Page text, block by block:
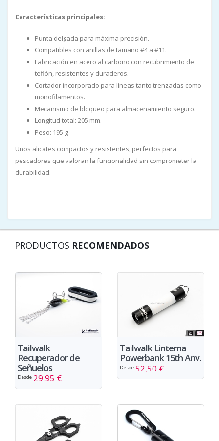
Características principales:
Punta delgada para máxima precisión.
Compatibles con anillas de tamaño #4 a #11.
Fabricación en acero al carbono con recubrimiento de
teflón, resistentes y duraderos.
Cortador incorporado para líneas tanto trenzadas como
monofilamentos.
Mecanismo de bloqueo para almacenamiento seguro.
Longitud total: 205 mm.
Peso: 195 g
Unos alicates compactos y resistentes, perfectos para
pescadores que valoran la funcionalidad sin comprometer la
durabilidad.
PRODUCTOS RECOMENDADOS
Tailwalk
Recuperador de
Señuelos
Desde 29,95 €
Tailwalk Linterna
Powerbank 15th Anv.
Desde 52,50 €